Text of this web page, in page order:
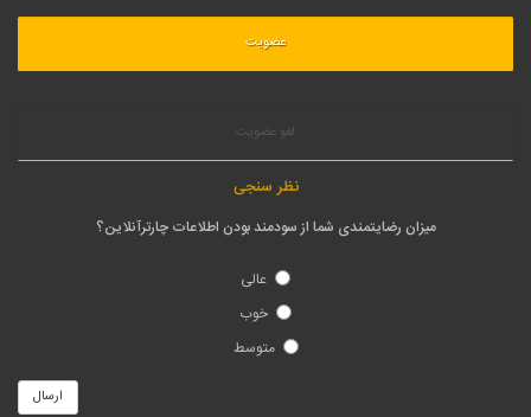
لغو عضویت
نظر سنجی
میزان رضایتمندی شما از سودمند بودن اطلاعات چارترآنلاین؟
عالی
خوب
متوسط
ارسال